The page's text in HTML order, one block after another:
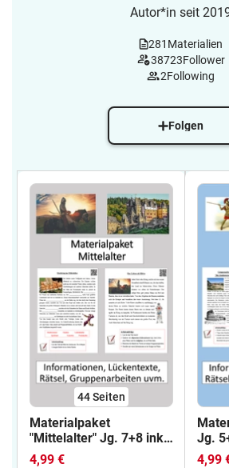
Autor*in seit
281 Materialien
38723Follower
2Following
Folgen
44Seiten
Materialpaket
"Mittelalter" Jg. 7+8 inkl.
Lösungen
4,99 €
Jg.
4,99